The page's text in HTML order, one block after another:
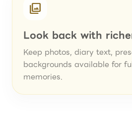
photo_library
Look back with
Keep photos, diary text,
backgrounds available for
memories.